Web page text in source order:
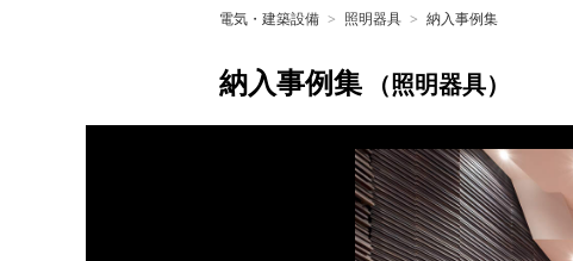
電気・建築設備 照明器具 納入事例集
納入事例集 （照明器具）